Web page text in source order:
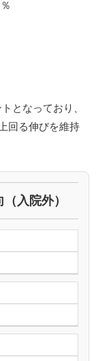
となっており、
回る伸びを維持
入院外）